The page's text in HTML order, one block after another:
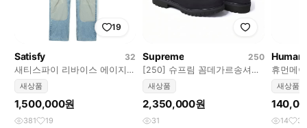
19
Satisfy
32
새티스파이 리바이스 에이지드
블루 연청 Satisfy Levis
Denim
새상품
1,500,000원
381 19
Supreme
250
[250] 슈프림 꼼데가르송셔츠
팀버랜드 6인치 부츠 Supreme
새상품
2,350,000원
31
Human
휴먼메
HUMAN
새상품
14 3